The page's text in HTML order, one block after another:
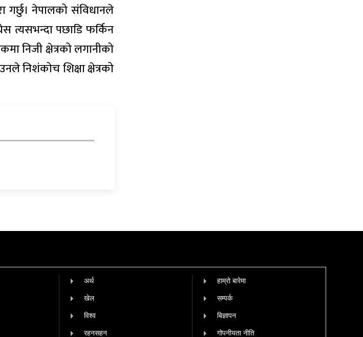
गर्छु। नेपालको संविधानले
त्यसभन्दा पछाडि फर्किन
निजी क्षेत्रको लगानीको
निशंकोच शिक्षा क्षेत्रको
अर्थ
खेल
विश्व
रहनसहन
हाम्रो बारेमा
सम्पर्क
बिज्ञापन
गोपनीयता नीति